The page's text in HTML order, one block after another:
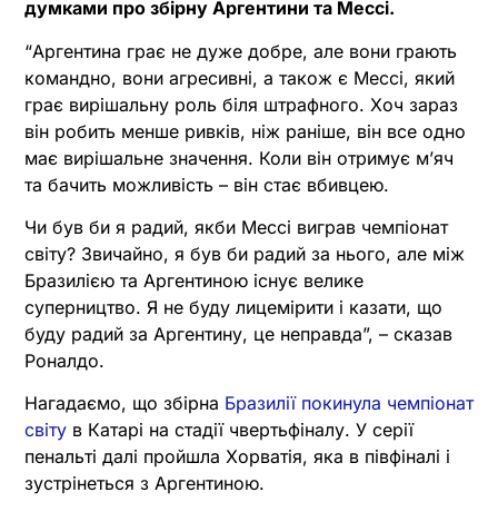
думками про збірну Аргентини та Мессі.
“Аргентина грає не дуже добре, але вони грають
командно, вони агресивні, а також є Мессі, який
грає вирішальну роль біля штрафного. Хоч зараз
він робить менше ривків, ніж раніше, він все одно
має вирішальне значення. Коли він отримує м’яч
та бачить можливість – він стає вбивцею.
Чи був би я радий, якби Мессі виграв чемпіонат
світу? Звичайно, я був би радий за нього, але між
Бразилією та Аргентиною існує велике
суперництво. Я не буду лицемірити і казати, що
буду радий за Аргентину, це неправда”, – сказав
Роналдо.
Нагадаємо, що збірна Бразилії покинула чемпіонат
світу в Катарі на стадії чвертьфіналу. У серії
пенальті далі пройшла Хорватія, яка в півфіналі і
зустрінеться з Аргентиною.